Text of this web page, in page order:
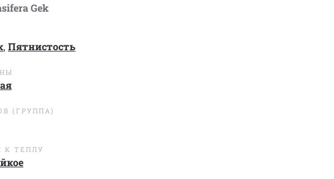
Gek
, Пятнистость
(ГРУППА)
К ТЕПЛУ